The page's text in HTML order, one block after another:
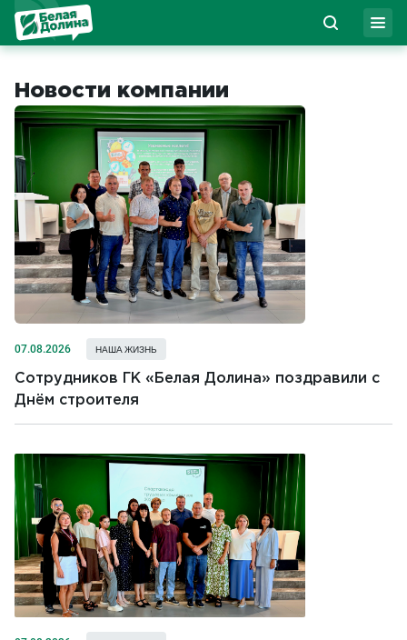
Новости компании
07.08.2026 НАША ЖИЗНЬ
Сотрудников ГК «Белая Долина» поздравили с
Днём строителя